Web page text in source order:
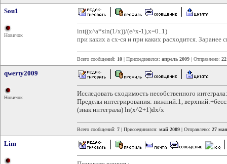
Sou1
Новичок
int((x^a*sin(1/x))/(e^x-1),x=0..1)
при каких a сх-ся и при каких расходится. Заранее
Всего сообщений: 10 | Присоединился: апрель 2009 | Отправлено:
qwerty2009
Новичок
Исследовать сходимость несобственного интеграла:
Пределы интегрирования: нижний:1,
(знак интеграла) ln(x^2+1)dx/x
Всего сообщений: 7 | Присоединился: май 2009 | Отправлено: 27
Lim